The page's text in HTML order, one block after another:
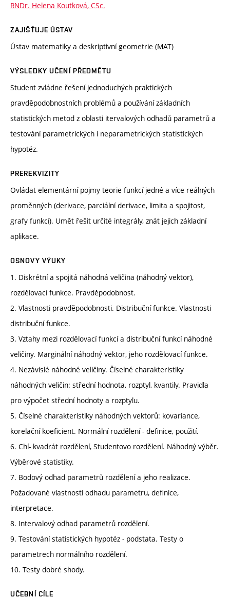
RNDr. Helena Koutková, CSc.
ZAJIŠŤUJE ÚSTAV
Ústav matematiky a deskriptivní geometrie (MAT)
VÝSLEDKY UČENÍ PŘEDMĚTU
Student zvládne řešení jednoduchých praktických
pravděpodobnostních problémů a používání základních
statistických metod z oblasti itervalových odhadů parametrů a
testování parametrických i neparametrických statistických
hypotéz.
PREREKVIZITY
Ovládat elementární pojmy teorie funkcí jedné a více reálných
proměnných (derivace, parciální derivace, limita a spojitost,
grafy funkcí). Umět řešit určité integrály, znát jejich základní
aplikace.
OSNOVY VÝUKY
1. Diskrétní a spojitá náhodná veličina (náhodný vektor),
rozdělovací funkce. Pravděpodobnost.
2. Vlastnosti pravděpodobnosti. Distribuční funkce. Vlastnosti
distribuční funkce.
3. Vztahy mezi rozdělovací funkcí a distribuční funkcí náhodné
veličiny. Marginální náhodný vektor, jeho rozdělovací funkce.
4. Nezávislé náhodné veličiny. Číselné charakteristiky
náhodných veličin: střední hodnota, rozptyl, kvantily. Pravidla
pro výpočet střední hodnoty a rozptylu.
5. Číselné charakteristiky náhodných vektorů: kovariance,
korelační koeficient. Normální rozdělení - definice, použití.
6. Chí- kvadrát rozdělení, Studentovo rozdělení. Náhodný výběr.
Výběrové statistiky.
7. Bodový odhad parametrů rozdělení a jeho realizace.
Požadované vlastnosti odhadu parametru, definice,
interpretace.
8. Intervalový odhad parametrů rozdělení.
9. Testování statistických hypotéz - podstata. Testy o
parametrech normálního rozdělení.
10. Testy dobré shody.
UČEBNÍ CÍLE